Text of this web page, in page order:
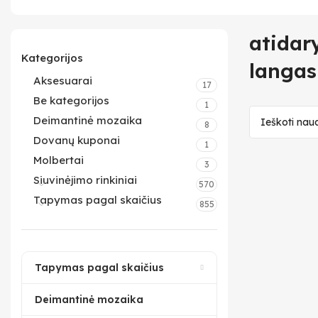
Kategorijos
Aksesuarai
17
Be kategorijos 1
Deimantinė mozaika 8
Dovanų kuponai 1
Molbertai 3
Siuvinėjimo rinkiniai 570
Tapymas pagal skaičius 855
Tapymas pagal skaičius
Deimantinė mozaika
langas